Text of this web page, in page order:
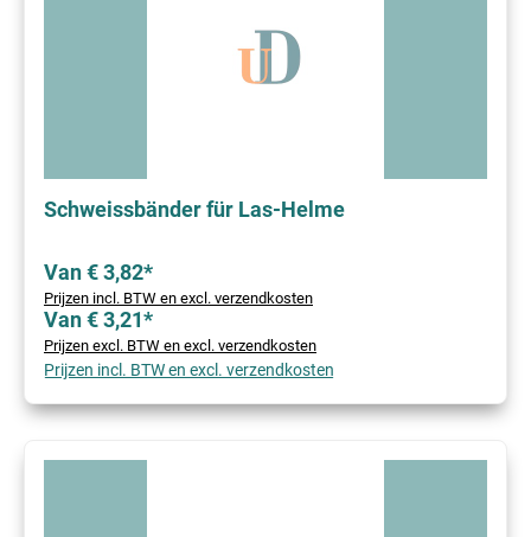
Schweissbänder für Las-Helme
Van € 3,82*
Prijzen incl. BTW en excl. verzendkosten
Van € 3,21*
Prijzen excl. BTW en excl. verzendkosten
Prijzen incl. BTW en excl. verzendkosten